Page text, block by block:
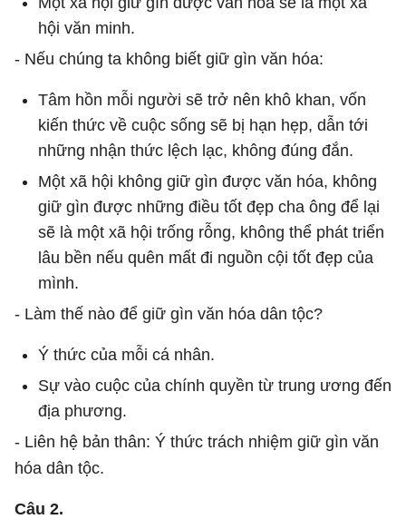
hội văn minh.
- Nếu chúng ta không biết giữ gìn văn hóa:
Tâm hồn mỗi người sẽ trở nên khô khan, vốn
kiến thức về cuộc sống sẽ bị hạn hẹp, dẫn tới
những nhận thức lệch lạc, không đúng đắn.
Một xã hội không giữ gìn được văn hóa, không
giữ gìn được những điều tốt đẹp cha ông để lại
sẽ là một xã hội trống rỗng, không thể phát triển
lâu bền nếu quên mất đi nguồn cội tốt đẹp của
mình.
- Làm thế nào để giữ gìn văn hóa dân tộc?
Ý thức của mỗi cá nhân.
Sự vào cuộc của chính quyền từ trung ương đến
địa phương.
- Liên hệ bản thân: Ý thức trách nhiệm giữ gìn văn
hóa dân tộc.
Câu 2.